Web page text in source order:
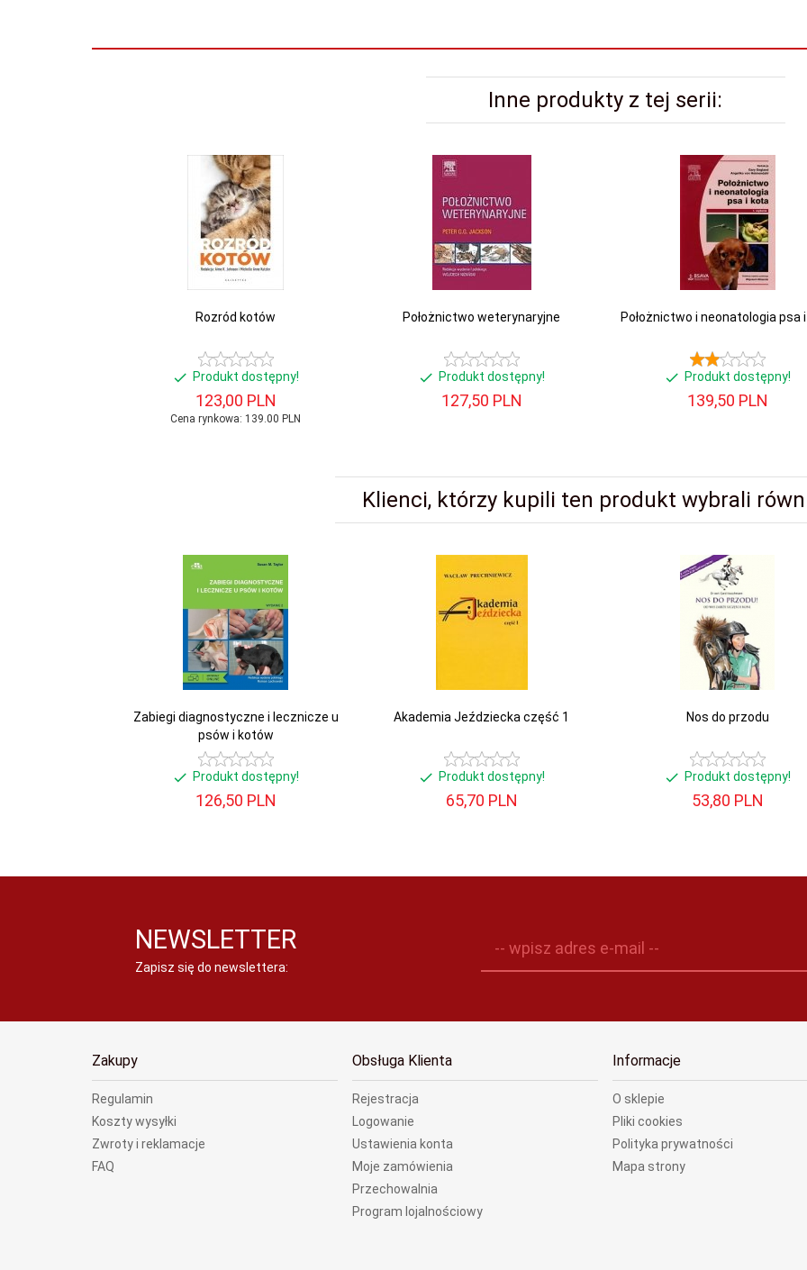
Inne produkty z tej serii:
Rozród kotów
Produkt dostępny!
123,00 PLN
Cena rynkowa: 139.00 PLN
Położnictwo weterynaryjne
Produkt dostępny!
127,50 PLN
Położnictwo i neonatologia psa
Produkt dostępny!
139,50 PLN
Klienci, którzy kupili ten produkt wybrali
Zabiegi diagnostyczne i lecznicze u
psów i kotów
Produkt dostępny!
126,50 PLN
Akademia Jeździecka część 1
Produkt dostępny!
65,70 PLN
Nos do przodu
Produkt dostępny!
53,80 PLN
NEWSLETTER
Zapisz się do newslettera:
-- wpisz adres e-mail --
Zakupy
Regulamin
Koszty wysyłki
Zwroty i reklamacje
FAQ
Obsługa Klienta
Rejestracja
Logowanie
Ustawienia konta
Moje zamówienia
Przechowalnia
Program lojalnościowy
Informacje
O sklepie
Pliki cookies
Polityka prywatności
Mapa strony